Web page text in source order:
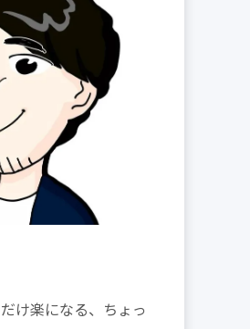
け楽になる、ちょっ